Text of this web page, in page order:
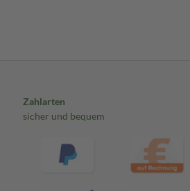
Zahlarten
sicher und bequem